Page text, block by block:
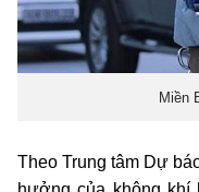
Miền
Theo Trung tâm Dự